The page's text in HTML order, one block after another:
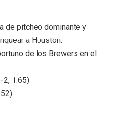
de pitcheo dominante y
a Houston.
de los Brewers en el
2, 1.65)